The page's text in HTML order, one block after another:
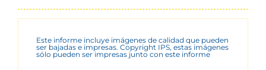
Este informe incluye imágenes de calidad que pueden
ser bajadas e impresas. Copyright IPS, estas imágenes
sólo pueden ser impresas junto con este informe